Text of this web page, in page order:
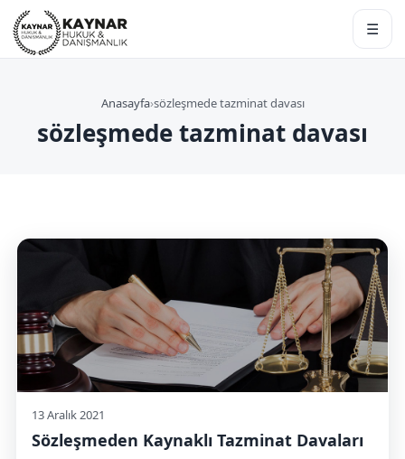
☰
Anasayfa›sözleşmede tazminat davası
sözleşmede tazminat davası
13 Aralık 2021
Sözleşmeden Kaynaklı Tazminat Davaları